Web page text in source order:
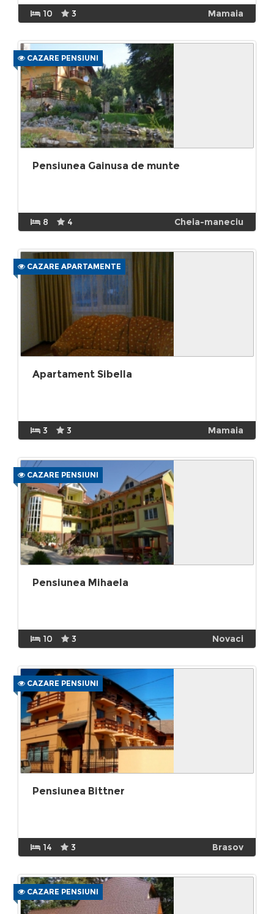
10 3 Mamaia
CAZARE PENSIUNI
Pensiunea Gainusa de munte
8 4 Cheia-maneciu
CAZARE APARTAMENTE
Apartament Sibella
3 3 Mamaia
CAZARE PENSIUNI
Pensiunea Mihaela
10 3 Novaci
CAZARE PENSIUNI
Pensiunea Bittner
14 3 Brasov
CAZARE PENSIUNI